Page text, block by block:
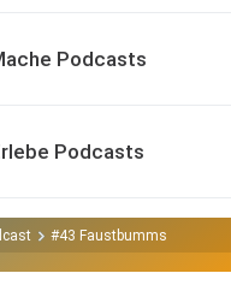
Podcasts
Podcasts
#43 Faustbumms